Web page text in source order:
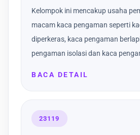
Kelompok ini mencakup usaha
macam kaca pengaman seperti
diperkeras, kaca pengaman
pengaman isolasi dan kaca
BACA DETAIL
23119